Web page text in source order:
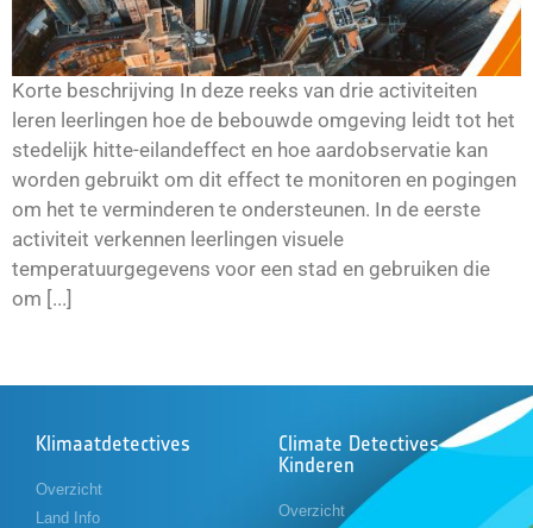
Korte beschrijving In deze reeks van drie activiteiten
leren leerlingen hoe de bebouwde omgeving leidt tot het
stedelijk hitte-eilandeffect en hoe aardobservatie kan
worden gebruikt om dit effect te monitoren en pogingen
om het te verminderen te ondersteunen. In de eerste
activiteit verkennen leerlingen visuele
temperatuurgegevens voor een stad en gebruiken die
om [...]
Klimaatdetectives
Overzicht
Land Info
Climate Detectives
Kinderen
Overzicht